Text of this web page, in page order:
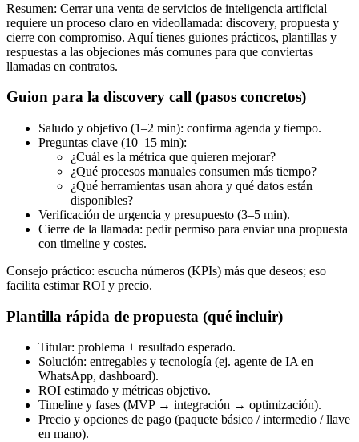
Resumen: Cerrar una venta de servicios de inteligencia artificial
requiere un proceso claro en videollamada: discovery, propuesta y
cierre con compromiso. Aquí tienes guiones prácticos, plantillas y
respuestas a las objeciones más comunes para que conviertas
llamadas en contratos.
Guion para la discovery call (pasos concretos)
Saludo y objetivo (1–2 min): confirma agenda y tiempo.
Preguntas clave (10–15 min):
¿Cuál es la métrica que quieren mejorar?
¿Qué procesos manuales consumen más tiempo?
¿Qué herramientas usan ahora y qué datos están
disponibles?
Verificación de urgencia y presupuesto (3–5 min).
Cierre de la llamada: pedir permiso para enviar una propuesta
con timeline y costes.
Consejo práctico: escucha números (KPIs) más que deseos; eso
facilita estimar ROI y precio.
Plantilla rápida de propuesta (qué incluir)
Titular: problema + resultado esperado.
Solución: entregables y tecnología (ej. agente de IA en
WhatsApp, dashboard).
ROI estimado y métricas objetivo.
Timeline y fases (MVP → integración → optimización).
Precio y opciones de pago (paquete básico / intermedio / llave
en mano).